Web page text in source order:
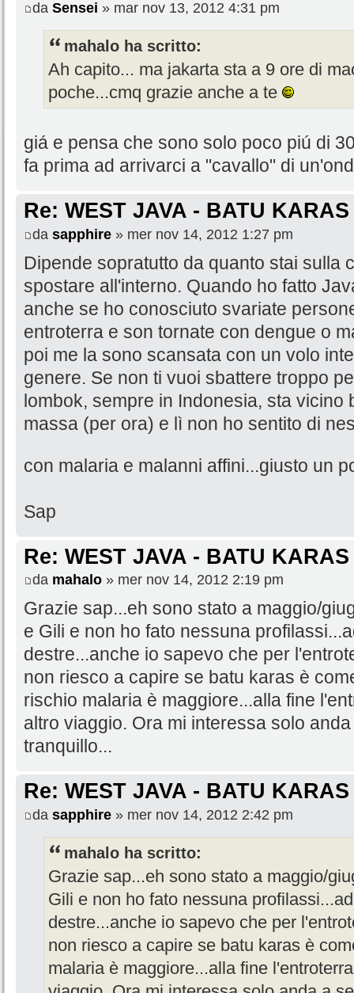
da Sensei » mar nov 13, 2012 4:31 pm
mahalo ha scritto:
Ah capito... ma jakarta sta a 9 ore di
poche...cmq grazie anche a te
giá e pensa che sono solo poco piú di
fa prima ad arrivarci a "cavallo" di
Re: WEST JAVA - BATU KARAS
da sapphire » mer nov 14, 2012 1:27 pm
Dipende sopratutto da quanto stai sulla
spostare all'interno. Quando ho fatto
anche se ho conosciuto svariate
entroterra e son tornate con dengue o
poi me la sono scansata con un volo
genere. Se non ti vuoi sbattere troppo
lombok, sempre in Indonesia, sta vicino
massa (per ora) e lì non ho sentito di
con malaria e malanni affini...giusto un
Sap
Re: WEST JAVA - BATU KARAS
da mahalo » mer nov 14, 2012 2:19 pm
Grazie sap...eh sono stato a maggio/
e Gili e non ho fato nessuna
destre...anche io sapevo che per
non riesco a capire se batu karas è
rischio malaria è maggiore...alla fine
altro viaggio. Ora mi interessa solo
tranquillo...
Re: WEST JAVA - BATU KARAS
da sapphire » mer nov 14, 2012 2:42 pm
mahalo ha scritto:
Grazie sap...eh sono stato a maggio/
Gili e non ho fato nessuna
destre...anche io sapevo che per
non riesco a capire se batu karas è
malaria è maggiore...alla fine